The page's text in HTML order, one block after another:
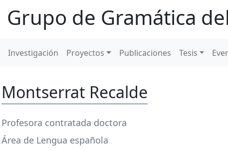
Grupo de Gramática
Investigación Proyectos Publicaciones Tesis
Montserrat Recalde
Profesora contratada doctora
Área de Lengua española